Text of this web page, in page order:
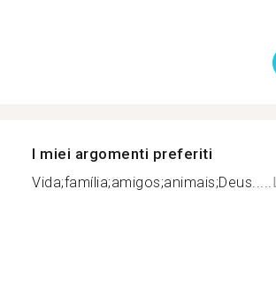
I miei argomenti preferiti
Vida;família;amigos;animais;Deus.....